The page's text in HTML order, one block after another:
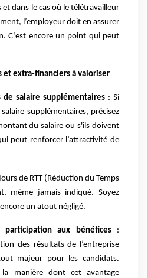
dans le cas où le télétravailleur
l’employeur doit en assurer
C’est encore un point qui peut
et extra-financiers à valoriser
salaire supplémentaires : Si
supplémentaires, précisez
du salaire ou s'ils doivent
peut renforcer l’attractivité de
de RTT (Réduction du Temps
même jamais indiqué. Soyez
un atout négligé.
participation aux bénéfices:
des résultats de l’entreprise
majeur pour les candidats.
manière dont cet avantage